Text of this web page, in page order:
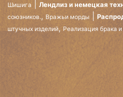
Шишига
Лендлиз и немецкая
союзников., Вражьи морды
штучных изделий, Реализация брака